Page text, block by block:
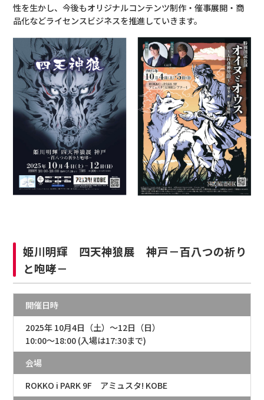
性を⽣かし、今後もオリジナルコンテンツ制作・催事展開・商
品化などライセンスビジネスを推進していきます。
姫川明輝 四天神狼展 神戸－百八つの祈り
と咆哮－
開催日時
2025年 10月4日（土）～12日（日）
10:00～18:00 (入場は17:30まで)
会場
ROKKO i PARK 9F アミュスタ! KOBE